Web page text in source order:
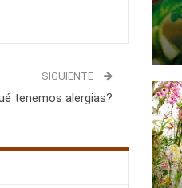
SIGUIENTE
tenemos alergias?